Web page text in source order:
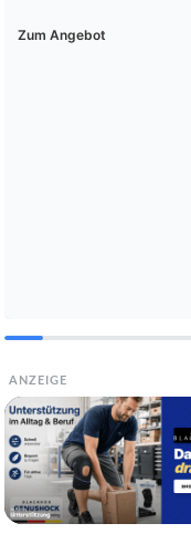
Zum Angebot
ANZEIGE